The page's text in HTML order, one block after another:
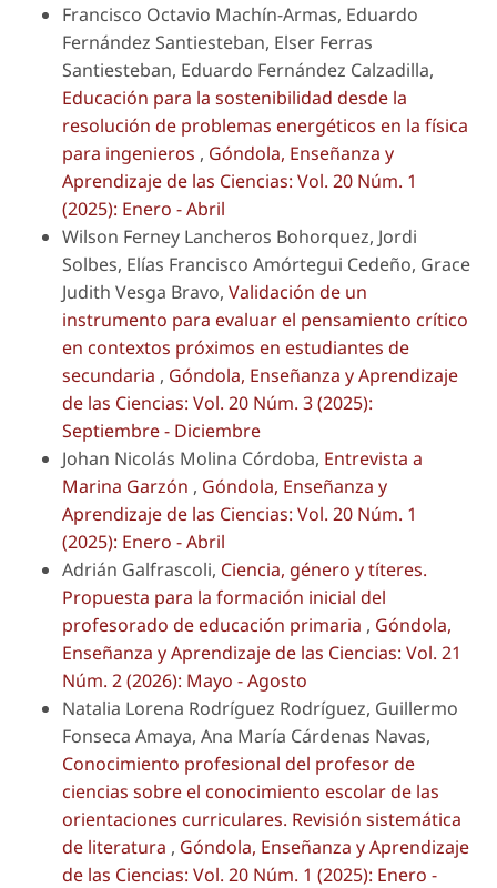
Francisco Octavio Machín-Armas, Eduardo
Fernández Santiesteban, Elser Ferras
Santiesteban, Eduardo Fernández Calzadilla,
Educación para la sostenibilidad desde la
resolución de problemas energéticos en la física
para ingenieros , Góndola, Enseñanza y
Aprendizaje de las Ciencias: Vol. 20 Núm. 1
(2025): Enero - Abril
Wilson Ferney Lancheros Bohorquez, Jordi
Solbes, Elías Francisco Amórtegui Cedeño, Grace
Judith Vesga Bravo, Validación de un
instrumento para evaluar el pensamiento crítico
en contextos próximos en estudiantes de
secundaria , Góndola, Enseñanza y Aprendizaje
de las Ciencias: Vol. 20 Núm. 3 (2025):
Septiembre - Diciembre
Johan Nicolás Molina Córdoba, Entrevista a
Marina Garzón , Góndola, Enseñanza y
Aprendizaje de las Ciencias: Vol. 20 Núm. 1
(2025): Enero - Abril
Adrián Galfrascoli, Ciencia, género y títeres.
Propuesta para la formación inicial del
profesorado de educación primaria , Góndola,
Enseñanza y Aprendizaje de las Ciencias: Vol. 21
Núm. 2 (2026): Mayo - Agosto
Natalia Lorena Rodríguez Rodríguez, Guillermo
Fonseca Amaya, Ana María Cárdenas Navas,
Conocimiento profesional del profesor de
ciencias sobre el conocimiento escolar de las
orientaciones curriculares. Revisión sistemática
de literatura , Góndola, Enseñanza y Aprendizaje
de las Ciencias: Vol. 20 Núm. 1 (2025): Enero -